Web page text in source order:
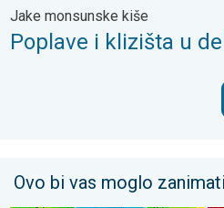
Jake monsunske kiše
Poplave i klizišta u
Ovo bi vas moglo zanimati